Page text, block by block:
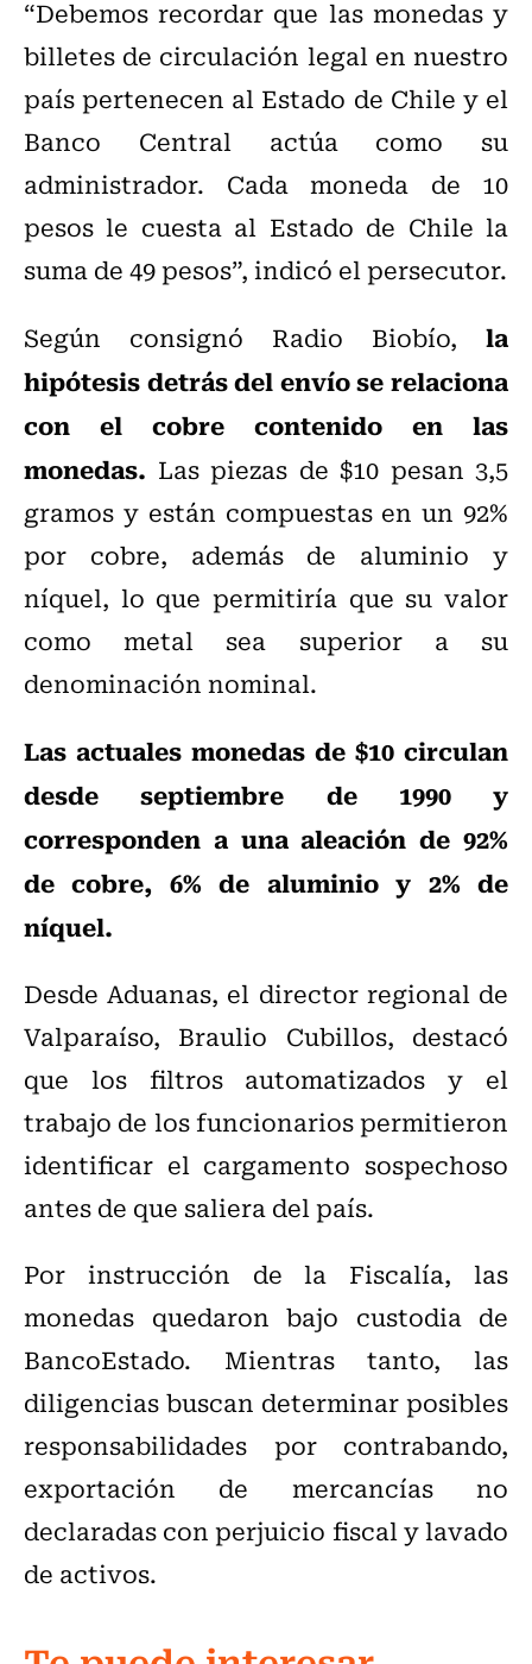
“Debemos recordar que las monedas y
billetes de circulación legal en nuestro
país pertenecen al Estado de Chile y el
Banco Central actúa como su
administrador. Cada moneda de 10
pesos le cuesta al Estado de Chile la
suma de 49 pesos”, indicó el persecutor.
Según consignó Radio Biobío, la
hipótesis detrás del envío se relaciona
con el cobre contenido en las
monedas. Las piezas de $10 pesan 3,5
gramos y están compuestas en un 92%
por cobre, además de aluminio y
níquel, lo que permitiría que su valor
como metal sea superior a su
denominación nominal.
Las actuales monedas de $10 circulan
desde septiembre de 1990 y
corresponden a una aleación de 92%
de cobre, 6% de aluminio y 2% de
níquel.
Desde Aduanas, el director regional de
Valparaíso, Braulio Cubillos, destacó
que los filtros automatizados y el
trabajo de los funcionarios permitieron
identificar el cargamento sospechoso
antes de que saliera del país.
Por instrucción de la Fiscalía, las
monedas quedaron bajo custodia de
BancoEstado. Mientras tanto, las
diligencias buscan determinar posibles
responsabilidades por contrabando,
exportación de mercancías no
declaradas con perjuicio fiscal y lavado
de activos.